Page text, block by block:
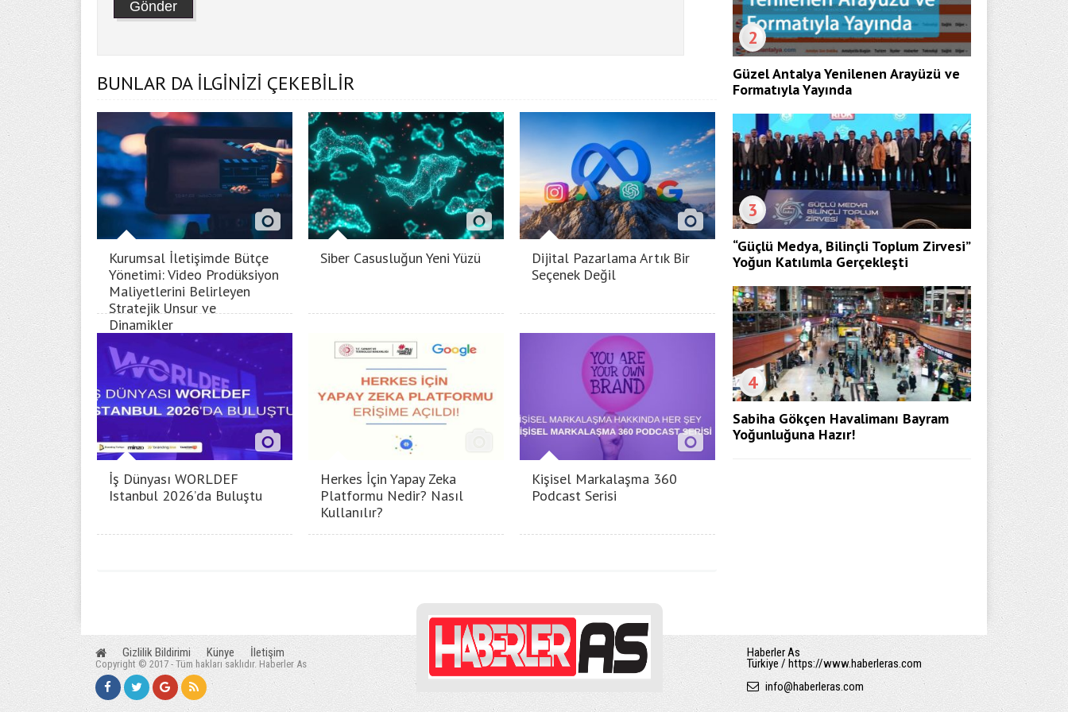
BUNLAR DA İLGİNİZİ ÇEKEBİLİR
Kurumsal İletişimde Bütçe
Yönetimi: Video Prodüksiyon
Maliyetlerini Belirleyen
Stratejik Unsur ve
Dinamikler
Siber Casusluğun Yeni Yüzü
Dijital Pazarlama Artık Bir
Seçenek Değil
İş Dünyası WORLDEF
Istanbul 2026’da Buluştu
Herkes İçin Yapay Zeka
Platformu Nedir? Nasıl
Kullanılır?
Kişisel Markalaşma 360
Podcast Serisi
2
Güzel Antalya Yenilenen Arayüzü ve
Formatıyla Yayında
3
“Güçlü Medya, Bilinçli Toplum Zirvesi”
Yoğun Katılımla Gerçekleşti
4
Sabiha Gökçen Havalimanı Bayram
Yoğunluğuna Hazır!
Gizlilik Bildirimi Künye İletişim
Copyright © 2017 - Tüm hakları saklıdır. Haberler As
Haberler As
Türkiye / https://www.haberleras.com
info@haberleras.com